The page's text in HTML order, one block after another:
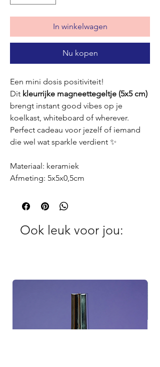
In winkelwagen
Nu kopen
Een mini dosis positiviteit!
Dit kleurrijke magneettegeltje (5x5 cm)
brengt instant good vibes op je
koelkast, whiteboard of wherever.
Perfect cadeau voor jezelf of iemand
die wel wat sparkle verdient ✨
Materiaal: keramiek
Afmeting: 5x5x0,5cm
Ook leuk voor jou: